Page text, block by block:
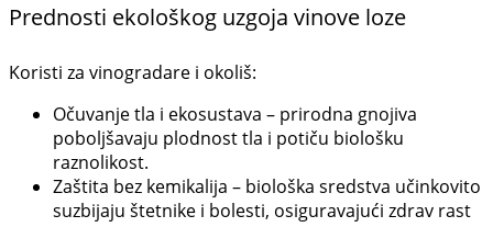
Prednosti ekološkog uzgoja vinove loze
Koristi za vinogradare i okoliš:
Očuvanje tla i ekosustava – prirodna gnojiva
poboljšavaju plodnost tla i potiču biološku
raznolikost.
Zaštita bez kemikalija – biološka sredstva učinkovito
suzbijaju štetnike i bolesti, osiguravajući zdrav rast